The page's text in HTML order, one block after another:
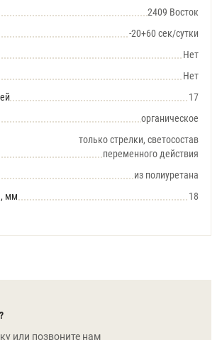
2409 Восток
-20+60 сек/сутки
Нет
Нет
17
органическое
только стрелки, светосостав
переменного действия
из полиуретана
мм
18
или позвоните нам